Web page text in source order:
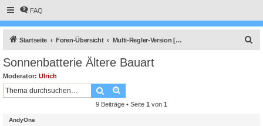
FAQ
Startseite Foren-Übersicht Multi-Regler-Version [ bis zu 6 Geräten an einem Raspberry Pi ]
Sonnenbatterie Ältere Bauart
Moderator: Ulrich
Suche
9 Beiträge • Seite 1 von 1
AndyOne